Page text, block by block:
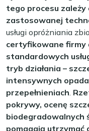
tego procesu zależy
zastosowanej
usługi opróżniania
certyfikowane firmy
standardowych
tryb działania –
intensywnych
przepełnieniach.
pokrywy, ocenę
biodegradowalnych
pomagają utrzymać